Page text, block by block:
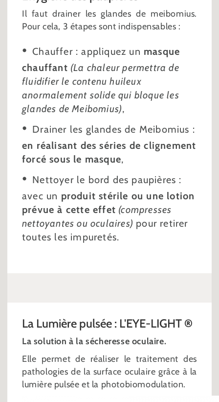
Il faut drainer les glandes de meibomius.
Pour cela, 3 étapes sont indispensables :
Chauffer : appliquez un masque
chauffant (La chaleur permettra de
fluidifier le contenu huileux
anormalement solide qui bloque les
glandes de Meibomius),
Drainer les glandes de Meibomius :
en réalisant des séries de clignement
forcé sous le masque,
Nettoyer le bord des paupières :
avec un produit stérile ou une lotion
prévue à cette effet (compresses
nettoyantes ou oculaires) pour retirer
toutes les impuretés.
La Lumière pulsée : L'EYE-LIGHT ®
La solution à la sécheresse oculaire.
Elle permet de réaliser le traitement des
pathologies de la surface oculaire grâce à la
lumière pulsée et la photobiomodulation.